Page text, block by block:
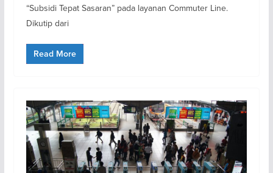
“Subsidi Tepat Sasaran” pada layanan Commuter Line.
Dikutip dari
Read More